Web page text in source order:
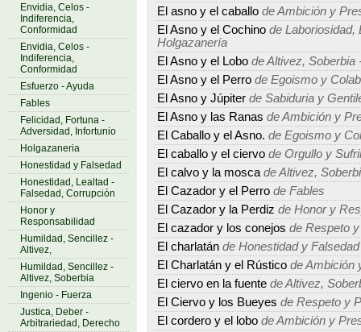
Envidia, Celos -
Indiferencia,
Conformidad
Envidia, Celos -
Indiferencia,
Conformidad
Esfuerzo - Ayuda
Fables
Felicidad, Fortuna -
Adversidad, Infortunio
Holgazaneria
Honestidad y Falsedad
Honestidad, Lealtad -
Falsedad, Corrupción
Honor y
Responsabilidad
Humildad, Sencillez -
Altivez,
Humildad, Sencillez -
Altivez, Soberbia
Ingenio - Fuerza
Justica, Deber -
Arbitrariedad, Derecho
El asno y el caballo de Ambición y
El Asno y el Cochino de Laboriosidad,
Holgazanería
El Asno y el Lobo de Altivez, Soberbia
El Asno y el Perro de Egoismo y
El Asno y Júpiter de Sabiduria y
El Asno y las Ranas de Ambición y
El Caballo y el Asno. de Egoismo y
El caballo y el ciervo de Orgullo y
El calvo y la mosca de Altivez,
El Cazador y el Perro de Fables
El Cazador y la Perdiz de Honor y
El cazador y los conejos de Respeto
El charlatán de Honestidad y Falsedad
El Charlatán y el Rústico de Ambición
El ciervo en la fuente de Altivez,
El Ciervo y los Bueyes de Respeto y
El cordero y el lobo de Ambición y